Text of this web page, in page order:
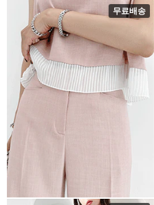
무료배송